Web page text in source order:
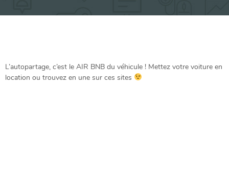
L’autopartage, c’est le AIR BNB du véhicule ! Mettez votre voiture en
location ou trouvez en une sur ces sites